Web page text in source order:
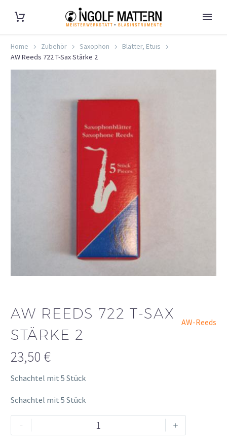
Home Zubehör Saxophon
Blätter, Etuis
AW Reeds 722 T-Sax Stärke 2
AW REEDS 722 T-SAX
STÄRKE 2
AW-Reeds
23,50 €
Schachtel mit 5 Stück
Schachtel mit 5 Stück
-
Reeds
+
Alternative: